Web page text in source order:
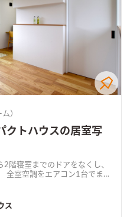
）
クトハウスの居室写
階寝室までのドアをなくし、
窓からリビングへ採光。 吹
設け、採光しながら吹抜けス
ス